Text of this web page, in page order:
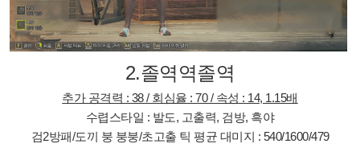
2.졸역역졸역
추가 공격력 : 38 / 회심율 : 70 / 속성 : 14, 1.15배
수렵스타일 : 발도, 고출력, 검방, 흑야
검2방패/도끼 붕 붕붕/초고출 틱 평균 대미지 : 540/1600/479